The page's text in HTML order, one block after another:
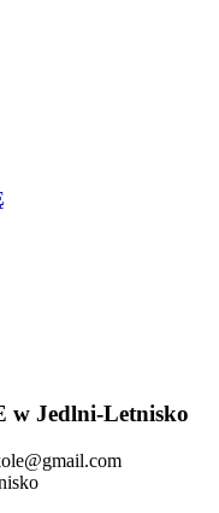
w Jedlni-Letnisko